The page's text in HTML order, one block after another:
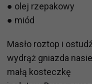
● olej rzepakowy
● miód
Masło roztop i
wydrąż gniazda
małą kosteczkę